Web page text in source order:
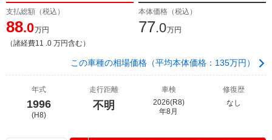
支払総額（税込）
88.0万円
（諸経費11 .0 万円含む）
本体価格（税込）
77.0万円
この車種の相場価格（平均本体価格：135万円）
年式
1996
(H8)
走行距離
不明
車検
2026(R8)
年8月
修復歴
なし